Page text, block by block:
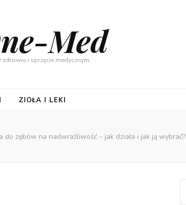
Med
zdrowiu i sprzęcie medycznym
ZIOŁA I LEKI
do zębów na nadwrażliwość – jak działa i jak ją wybrać?